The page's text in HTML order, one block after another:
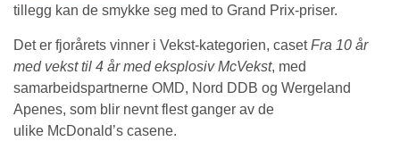
tillegg kan de smykke seg med to Grand Prix-priser.
Det er fjorårets vinner i Vekst-kategorien, casetFra 10 år
med vekst til 4 år med eksplosiv McVekst, med
samarbeidspartnerne OMD, Nord DDB og Wergeland
Apenes, som blir nevnt flest ganger av de
ulike McDonald’s casene.